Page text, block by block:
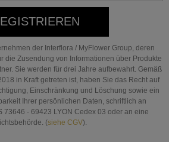
der Interflora / MyFlower Group, deren
die Zusendung von Informationen über Produkte
Sie werden für drei Jahre aufbewahrt. Gemäß
in Kraft getreten ist, haben Sie das Recht auf
Einschränkung und Löschung sowie ein
Ihrer persönlichen Daten, schriftlich an
73646 - 69423 LYON Cedex 03 oder an eine
(siehe CGV).